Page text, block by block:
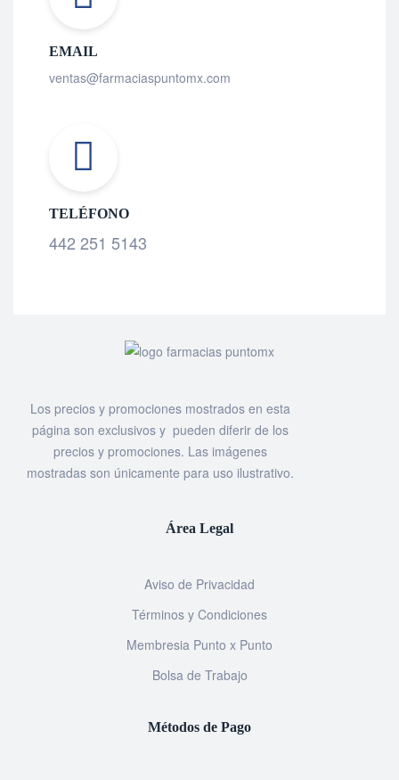
EMAIL
ventas@farmaciaspuntomx.com
TELÉFONO
442 251 5143
Los precios y promociones mostrados en esta
página son exclusivos y pueden diferir de los
precios y promociones. Las imágenes
mostradas son únicamente para uso ilustrativo.
Área Legal
Aviso de Privacidad
Términos y Condiciones
Membresia Punto x Punto
Bolsa de Trabajo
Métodos de Pago